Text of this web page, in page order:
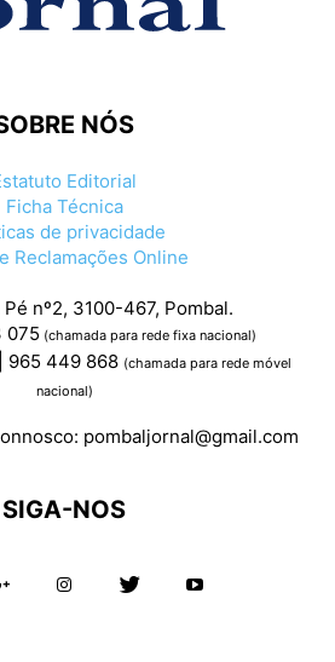
NÓS
Editorial
Ficha Técnica
de privacidade
Reclamações Online
Pé nº2, 3100-467, Pombal.
075 (chamada para rede fixa nacional)
965 449 868 (chamada para rede móvel
nacional)
pombaljornal@gmail.com
SIGA-NOS